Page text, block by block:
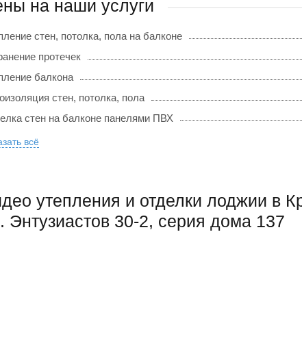
на наши услуги
стен, потолка, пола на балконе
протечек
балкона
стен, потолка, пола
стен на балконе панелями ПВХ
всё
утепления и отделки лоджии в
Энтузиастов 30-2, серия дома 137